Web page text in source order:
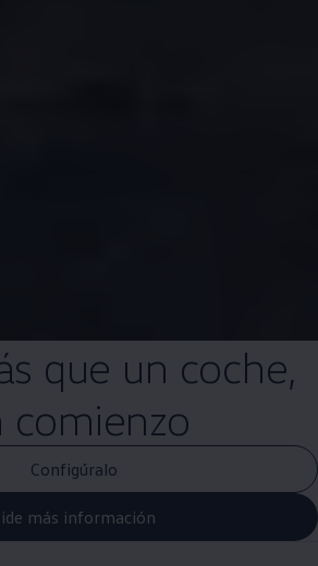
que un coche,
comienzo
Configúralo
más información